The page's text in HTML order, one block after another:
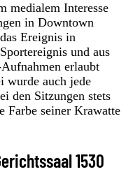
medialem Interesse
in Downtown
Ereignis in
und aus
erlaubt
wurde auch jede
den Sitzungen stets
Farbe seiner Krawatte
1530